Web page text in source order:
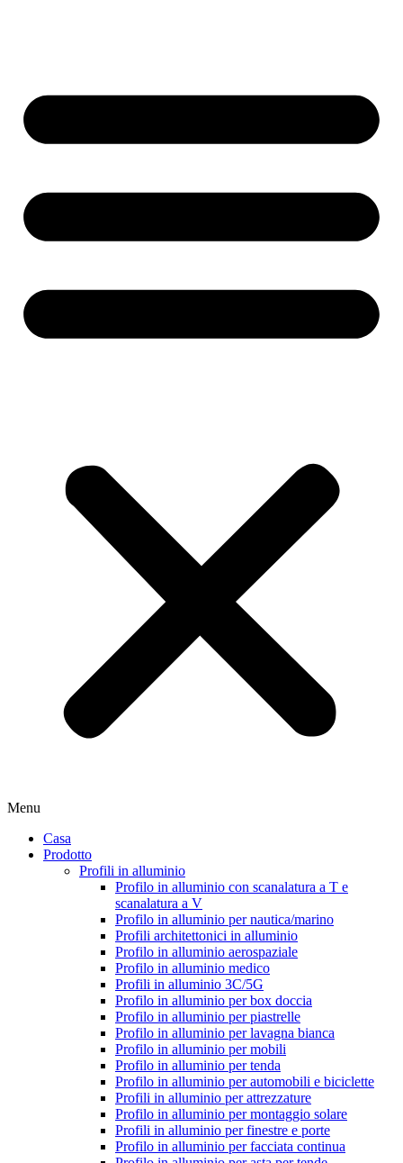
Menu
Casa
Prodotto
Profili in alluminio
Profilo in alluminio con scanalatura a T e
scanalatura a V
Profilo in alluminio per nautica/marino
Profili architettonici in alluminio
Profilo in alluminio aerospaziale
Profilo in alluminio medico
Profili in alluminio 3C/5G
Profilo in alluminio per box doccia
Profilo in alluminio per piastrelle
Profilo in alluminio per lavagna bianca
Profilo in alluminio per mobili
Profilo in alluminio per tenda
Profilo in alluminio per automobili e biciclette
Profili in alluminio per attrezzature
Profilo in alluminio per montaggio solare
Profili in alluminio per finestre e porte
Profilo in alluminio per facciata continua